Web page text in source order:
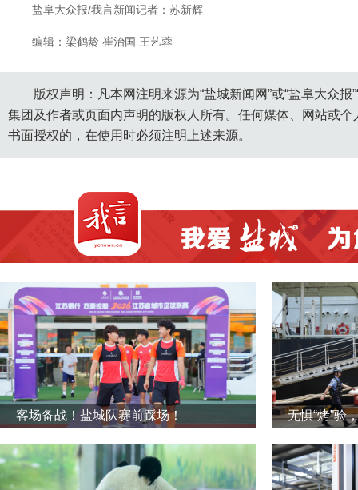
盐阜大众报/我言新闻记者：苏新辉
编辑：梁鹤龄 崔治国 王艺蓉
版权声明：凡本网注明来源为“盐城新闻网”或“盐阜大众
集团及作者或页面内声明的版权人所有。任何媒体、网站或
书面授权的，在使用时必须注明上述来源。
客场备战！盐城队赛前踩场！ 无惧“烤”验